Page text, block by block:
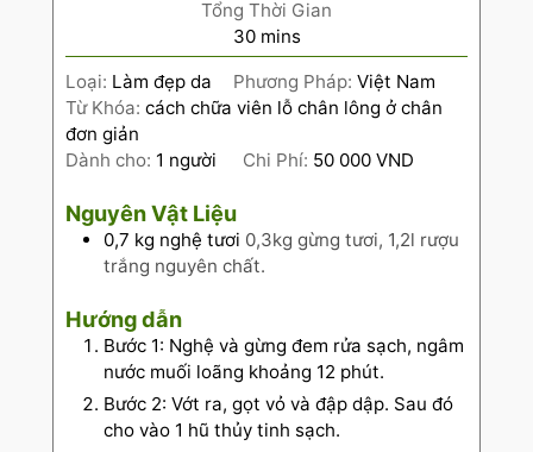
Tổng Thời Gian
30 mins
Loại: Làm đẹp da Phương Pháp: Việt Nam
Từ Khóa: cách chữa viên lỗ chân lông ở chân
đơn giản
Dành cho: 1 người Chi Phí: 50 000 VND
Nguyên Vật Liệu
0,7 kg nghệ tươi 0,3kg gừng tươi, 1,2l rượu
trắng nguyên chất.
Hướng dẫn
Bước 1: Nghệ và gừng đem rửa sạch, ngâm
nước muối loãng khoảng 12 phút.
Bước 2: Vớt ra, gọt vỏ và đập dập. Sau đó
cho vào 1 hũ thủy tinh sạch.